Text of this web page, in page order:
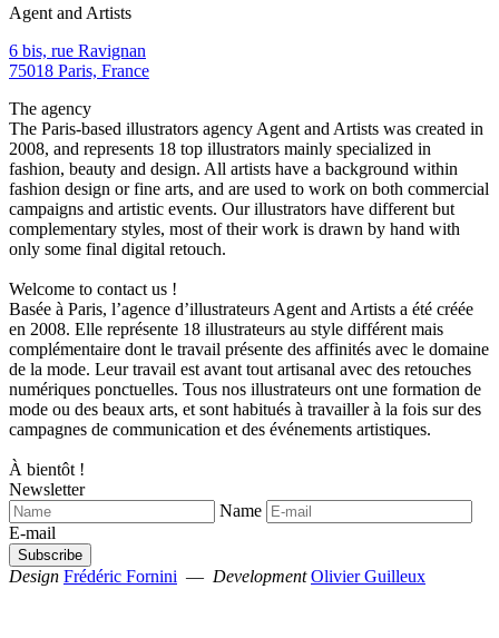
Agent and Artists
6 bis, rue Ravignan
75018 Paris, France
The agency
The Paris-based illustrators agency Agent and Artists was created in
2008, and represents 18 top illustrators mainly specialized in
fashion, beauty and design. All artists have a background within
fashion design or fine arts, and are used to work on both commercial
campaigns and artistic events. Our illustrators have different but
complementary styles, most of their work is drawn by hand with
only some final digital retouch.
Welcome to contact us !
Basée à Paris, l’agence d’illustrateurs Agent and Artists a été créée
en 2008. Elle représente 18 illustrateurs au style différent mais
complémentaire dont le travail présente des affinités avec le domaine
de la mode. Leur travail est avant tout artisanal avec des retouches
numériques ponctuelles. Tous nos illustrateurs ont une formation de
mode ou des beaux arts, et sont habitués à travailler à la fois sur des
campagnes de communication et des événements artistiques.
À bientôt !
Newsletter
Name
E-mail
Design Frédéric Fornini — Development Olivier Guilleux